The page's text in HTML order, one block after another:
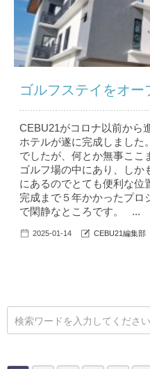
ゴルフステイをオー
CEBU21がコロナ以前から
ホテルが遂に完成しました
でしたが、何とか無事こ
ゴルフ場の中にあり、しか
にあるのでとても便利な位
完成まで５年かかったプロ
で閑静なところです。 ...
2025-01-14 CEBU21編集部